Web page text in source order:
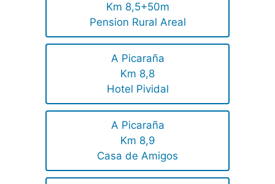
Km 8,5+50m
Pension Rural Areal
A Picaraña
Km 8,8
Hotel Pividal
A Picaraña
Km 8,9
Casa de Amigos